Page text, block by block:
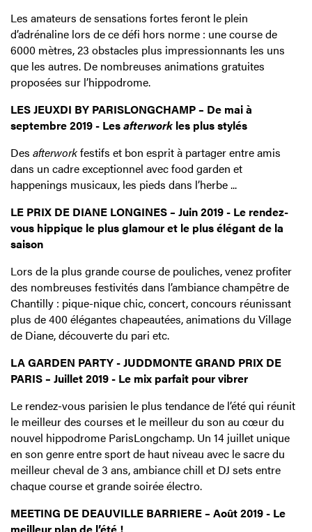
Les amateurs de sensations fortes feront le plein
d’adrénaline lors de ce défi hors norme : une course de
6000 mètres, 23 obstacles plus impressionnants les uns
que les autres. De nombreuses animations gratuites
proposées sur l’hippodrome.
LES JEUXDI BY PARISLONGCHAMP – De mai à
septembre 2019 - Lesafterworkles plus stylés
Des afterworkfestifs et bon esprit à partager entre amis
dans un cadre exceptionnel avec food garden et
happenings musicaux, les pieds dans l’herbe ...
LE PRIX DE DIANE LONGINES – Juin 2019 - Le rendez-
vous hippique le plus glamour et le plus élégant de la
saison
Lors de la plus grande course de pouliches, venez profiter
des nombreuses festivités dans l’ambiance champêtre de
Chantilly : pique-nique chic, concert, concours réunissant
plus de 400 élégantes chapeautées, animations du Village
de Diane, découverte du pari etc.
LA GARDEN PARTY - JUDDMONTE GRAND PRIX DE
PARIS – Juillet 2019 - Le mix parfait pour vibrer
Le rendez-vous parisien le plus tendance de l’été qui réunit
le meilleur des courses et le meilleur du son au cœur du
nouvel hippodrome ParisLongchamp. Un 14 juillet unique
en son genre entre sport de haut niveau avec le sacre du
meilleur cheval de 3 ans, ambiance chill et DJ sets entre
chaque course et grande soirée électro.
MEETING DE DEAUVILLE BARRIERE – Août 2019 - Le